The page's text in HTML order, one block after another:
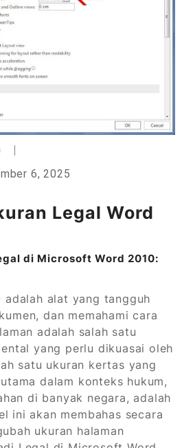
6, 2025
Legal Word
di Microsoft Word 2010:
alat yang tangguh
dan memahami cara
adalah salah satu
yang perlu dikuasai oleh
satu ukuran kertas yang
dalam konteks hukum,
di banyak negara, adalah
ini akan membahas secara
ukuran halaman